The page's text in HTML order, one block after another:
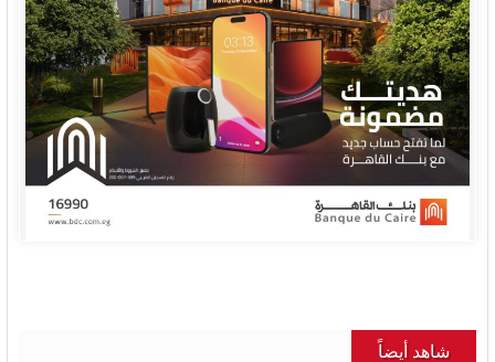
شاهد أيضاً